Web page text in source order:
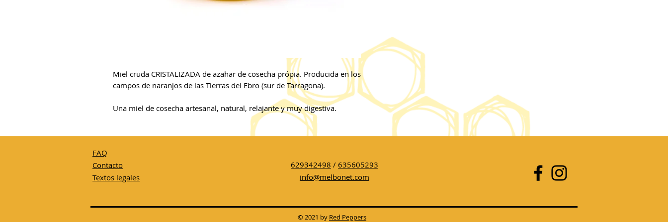
Miel cruda CRISTALIZADA de azahar de cosecha própia. Producida en los
campos de naranjos de las Tierras del Ebro (sur de Tarragona).
Una miel de cosecha artesanal, natural, relajante y muy digestiva.
FAQ
Contacto
Textos legales
629342498 / 635605293
info@melbonet.com
© 2021 by Red Peppers